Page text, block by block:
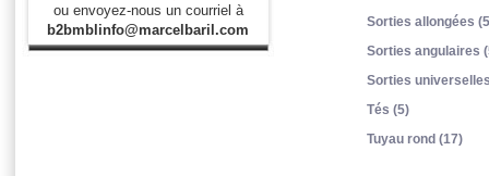
ou envoyez-nous un courriel à
b2bmblinfo@marcelbaril.com
Sorties allongées
Sorties angulaires
Sorties
Tés (5)
Tuyau rond (17)